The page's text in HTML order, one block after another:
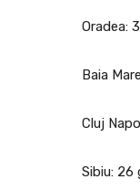
Oradea:
Baia
Cluj
Sibiu: 26